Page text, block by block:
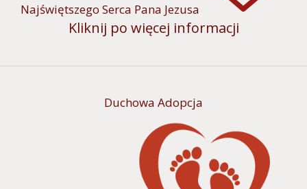
Najświętszego Serca Pana Jezusa
Kliknij po więcej informacji
Duchowa Adopcja